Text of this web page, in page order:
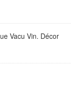
Vacu Vin. Décor